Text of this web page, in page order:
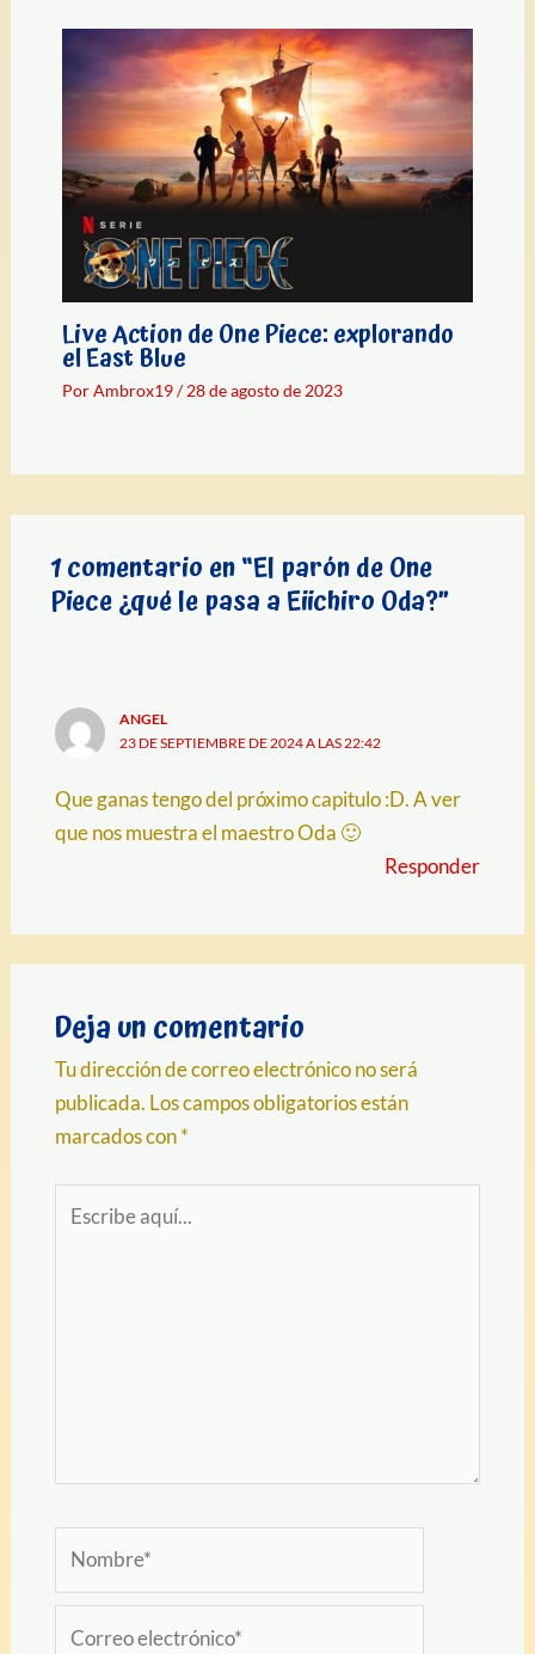
Live Action de One Piece: explorando
el East Blue
PorAmbrox19/28 de agosto de 2023
1 comentario en “El parón de One
Piece ¿qué le pasa a Eiichiro Oda?”
ANGEL
23 DE SEPTIEMBRE DE 2024 A LAS 22:42
Que ganas tengo del próximo capitulo :D. A ver
que nos muestra el maestro Oda 🙂
Responder
Deja un comentario
Tu dirección de correo electrónico no será
publicada. Los campos obligatorios están
marcados con*
aquí...